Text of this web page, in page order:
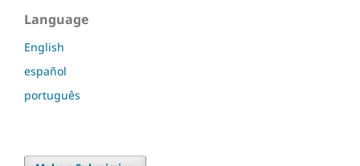
Language
English
español
português